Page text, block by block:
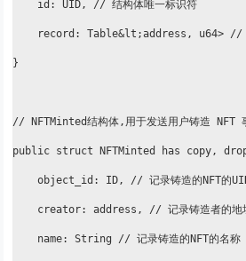
    id: UID, // 结构体唯一标识符
record: Table&lt;address, u64> //
}
// NFTMinted结构体,用于发送用户铸造 NFT
public struct NFTMinted has copy,
object_id: ID, // 记录铸造的NFT的
creator: address, // 记录铸造者的地
    name: String // 记录铸造的NFT的名称